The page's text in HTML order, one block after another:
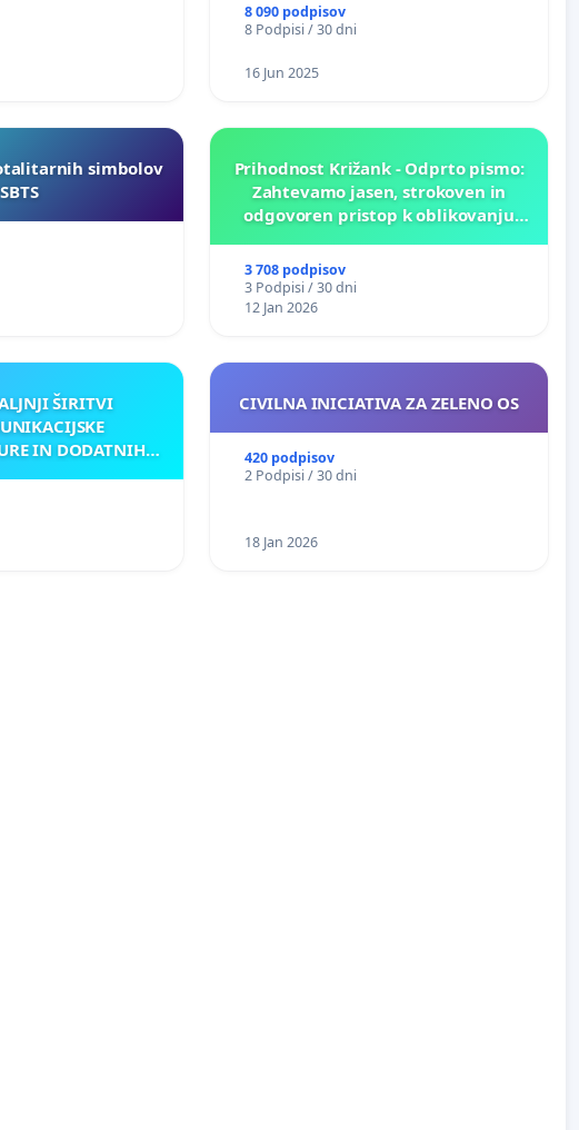
8 090 podpisov
8 Podpisi / 30 dni
16 Jun 2025
simbolov
Prihodnost Križank - Odprto pismo:
Zahtevamo jasen, strokoven in
odgovoren pristop k oblikovanju
3 708 podpisov
3 Podpisi / 30 dni
12 Jan 2026
ŠIRITVI
IN DODATNIH
CIVILNA INICIATIVA ZA ZELENO OS
420 podpisov
2 Podpisi / 30 dni
18 Jan 2026